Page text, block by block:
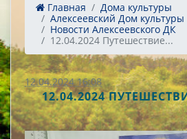
Главная
Дома культуры
Алексеевский Дом культуры
Новости Алексеевского ДК
12.04.2024 Путешествие...
12.04.2024 16:08
12.04.2024